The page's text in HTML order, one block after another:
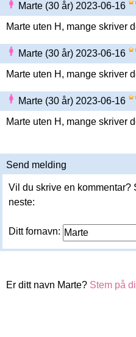
Marte (30 år) 2023-06-16
Marte uten H, mange skriver
Marte (30 år) 2023-06-16
Marte uten H, mange skriver
Marte (30 år) 2023-06-16
Marte uten H, mange skriver
Send melding
Vil du skrive en kommentar?
neste:
Ditt fornavn:
Er ditt navn Marte? Stem på